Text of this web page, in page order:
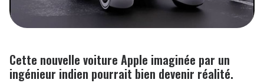
Cette nouvelle voiture Apple imaginée par un
ingénieur indien pourrait bien devenir réalité.